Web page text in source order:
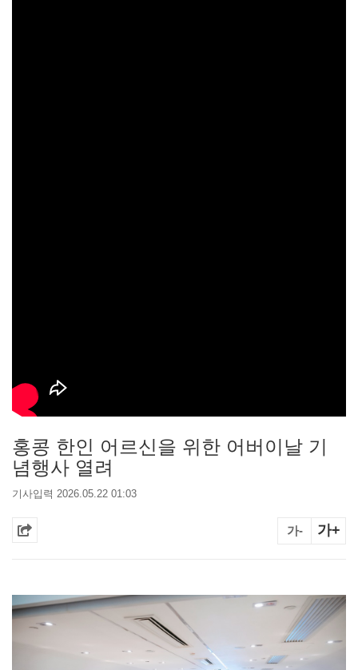
홍콩 한인 어르신을 위한 어버이날 기
념행사 열려
기사입력 2026.05.22 01:03
가- 가+